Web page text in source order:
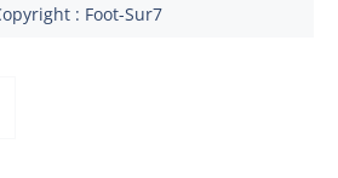
: Foot-Sur7